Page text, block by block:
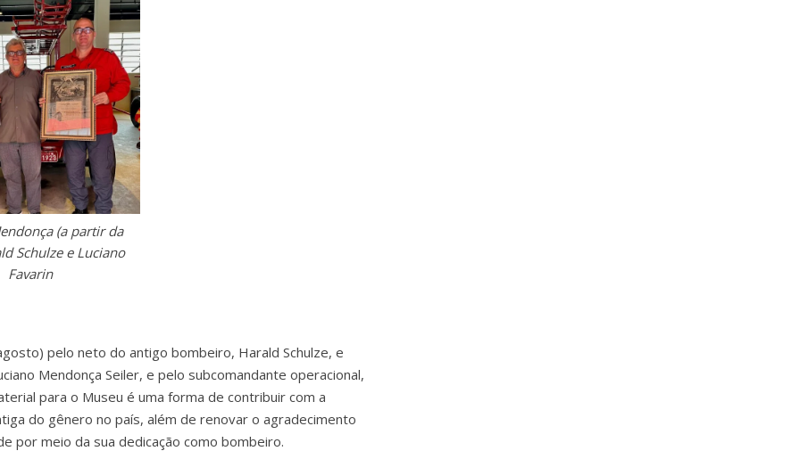
(a partir da
Schulze e Luciano
Favarin
pelo neto do antigo bombeiro, Harald Schulze, e
Mendonça Seiler, e pelo subcomandante operacional,
para o Museu é uma forma de contribuir com a
do gênero no país, além de renovar o agradecimento
por meio da sua dedicação como bombeiro.